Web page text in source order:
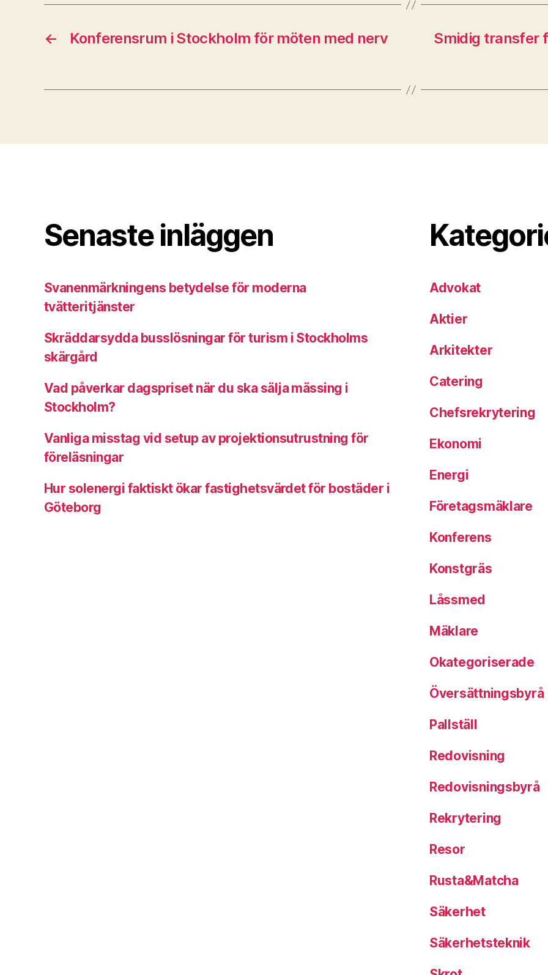
← Konferensrum i Stockholm för möten med nerv Smidig transfer
Senaste inläggen
Svanenmärkningens betydelse för moderna
tvätteritjänster
Skräddarsydda busslösningar för turism i Stockholms
skärgård
Vad påverkar dagspriset när du ska sälja mässing i
Stockholm?
Vanliga misstag vid setup av projektionsutrustning för
föreläsningar
Hur solenergi faktiskt ökar fastighetsvärdet för bostäder i
Göteborg
Advokat
Aktier
Arkitekter
Catering
Chefsrekrytering
Ekonomi
Energi
Företagsmäklare
Konferens
Konstgräs
Låssmed
Mäklare
Okategoriserade
Översättningsbyrå
Pallställ
Redovisning
Redovisningsbyrå
Rekrytering
Resor
Rusta&Matcha
Säkerhet
Säkerhetsteknik